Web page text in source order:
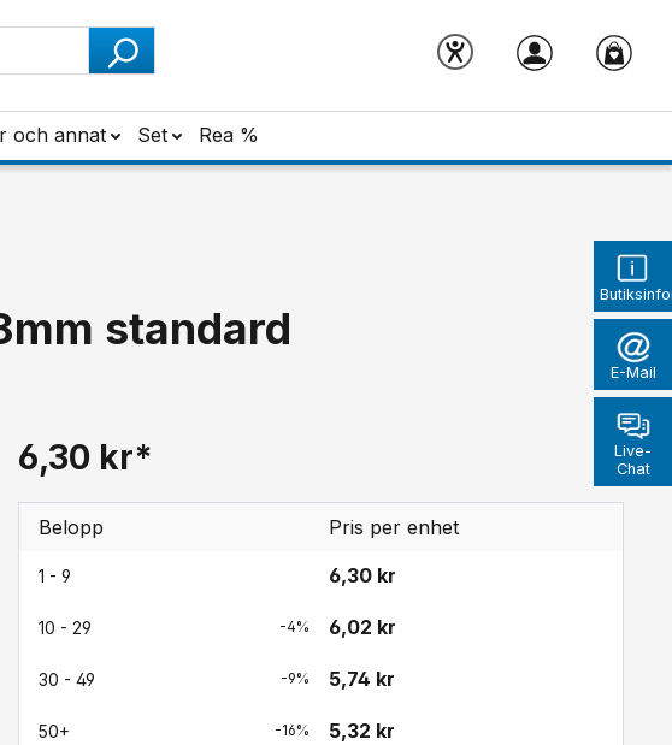
E-Mail
Live-
Chat
och annat Set Rea %
standard
6,30 kr*
Belopp Pris per enhet
1 - 9 6,30 kr
10 - 29 -4% 6,02 kr
30 - 49 -9% 5,74 kr
50+ -16% 5,32 kr